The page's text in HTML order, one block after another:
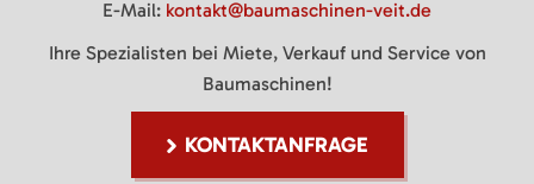
E-Mail: kontakt@baumaschinen-veit.de
Ihre Spezialisten bei Miete, Verkauf und Service von
Baumaschinen!
KONTAKTANFRAGE